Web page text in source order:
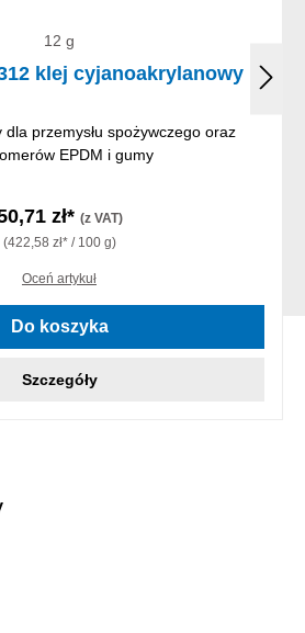
12 g
klej cyjanoakrylanowy
dla przemysłu spożywczego oraz
EPDM i gumy
zł* (z VAT)
(422,58 zł* / 100 g)
Oceń artykuł
Do koszyka
Szczegóły